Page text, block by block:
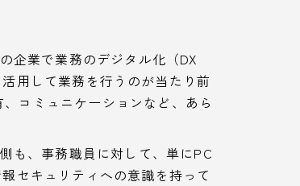
企業で業務のデジタル化（DX
用して業務を行うのが当たり前
コミュニケーションなど、あら
も、事務職員に対して、単にPC
セキュリティへの意識を持って